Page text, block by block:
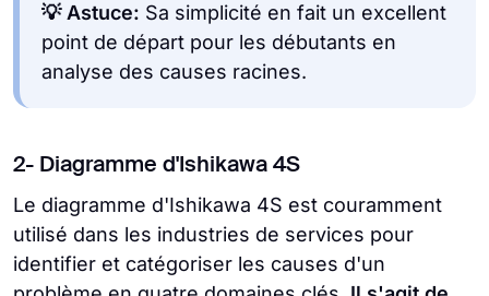
💡 Astuce: Sa simplicité en fait un excellent
point de départ pour les débutants en
analyse des causes racines.
2- Diagramme d'Ishikawa 4S
Le diagramme d'Ishikawa 4S est couramment
utilisé dans les industries de services pour
identifier et catégoriser les causes d'un